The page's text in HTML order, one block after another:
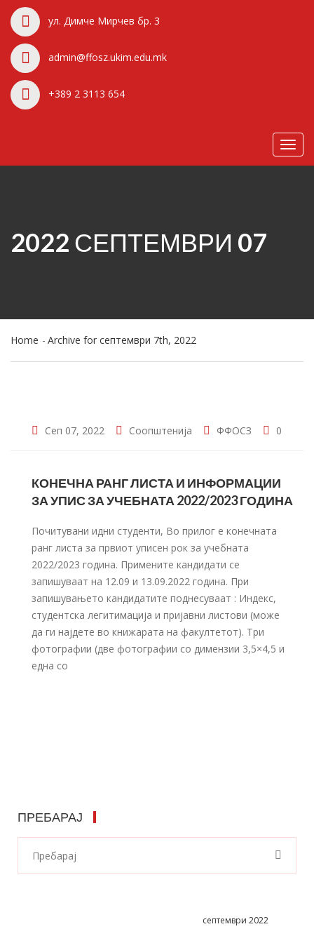
ул. Димче Мирчев бр. 3
admin@ffosz.ukim.edu.mk
+389 2 3113 654
2022 СЕПТЕМВРИ 07
Home Archive for септември 7th, 2022
Сеп 07, 2022 Соопштенија ФФОСЗ 0
КОНЕЧНА РАНГ ЛИСТА И ИНФОРМАЦИИ
ЗА УПИС ЗА УЧЕБНАТА 2022/2023 ГОДИНА
Почитувани идни студенти, Во прилог e конечната
ранг листа за првиот уписен рок за учебната
2022/2023 година. Примените кандидати се
запишуваат на 12.09 и 13.09.2022 година. При
запишувањето кандидатите поднесуваат : Индекс,
студентска легитимација и пријавни листови (може
да ги најдете во книжарата на факултетот). Три
фотографии (две фотографии со димензии 3,5×4,5 и
една со
ПРЕБАРАЈ
септември 2022